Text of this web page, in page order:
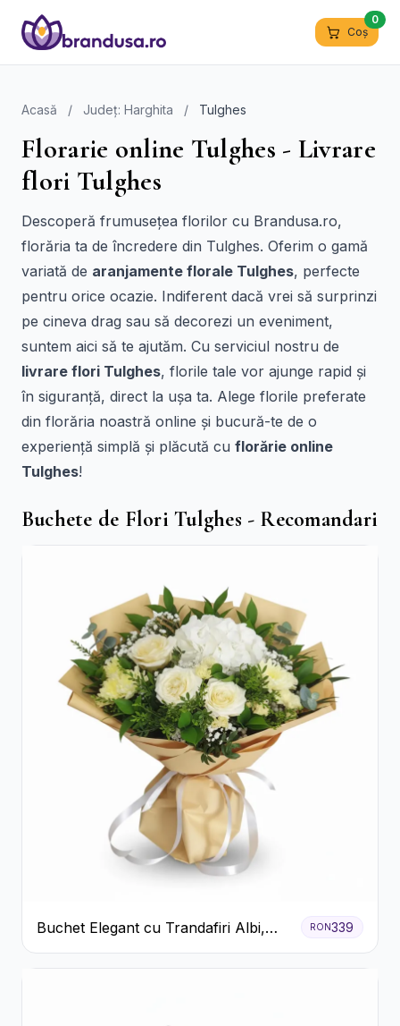
Coș
0
Acasă / Județ: Harghita / Tulghes
Florarie online Tulghes - Livrare
flori Tulghes
Descoperă frumusețea florilor cu Brandusa.ro,
florăria ta de încredere din Tulghes. Oferim o gamă
variată de aranjamente florale Tulghes, perfecte
pentru orice ocazie. Indiferent dacă vrei să surprinzi
pe cineva drag sau să decorezi un eveniment,
suntem aici să te ajutăm. Cu serviciul nostru de
livrare flori Tulghes, florile tale vor ajunge rapid și
în siguranță, direct la ușa ta. Alege florile preferate
din florăria noastră online și bucură-te de o
experiență simplă și plăcută cu florărie online
Tulghes!
Buchete de Flori Tulghes - Recomandari
Buchet Elegant cu Trandafiri Albi,
Hortensie și Crizanteme Crem
RON339